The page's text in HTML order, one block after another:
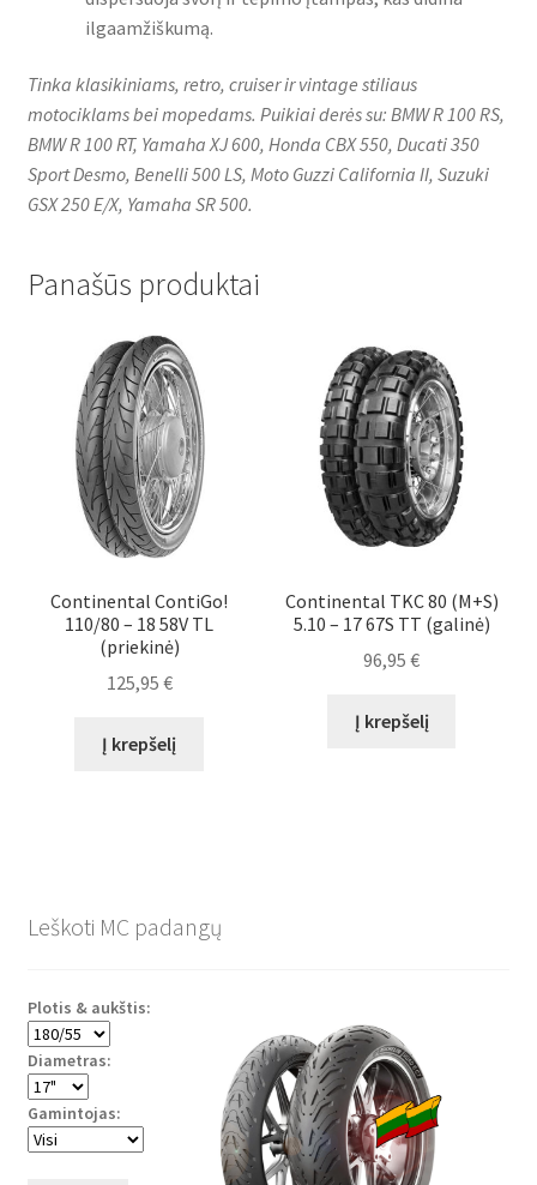
ilgaamžiškumą.
Tinka klasikiniams, retro, cruiser ir vintage stiliaus
motociklams bei mopedams. Puikiai derės su: BMW R 100 RS,
BMW R 100 RT, Yamaha XJ 600, Honda CBX 550, Ducati 350
Sport Desmo, Benelli 500 LS, Moto Guzzi California II, Suzuki
GSX 250 E/X, Yamaha SR 500.
Panašūs produktai
Continental ContiGo!
110/80 – 18 58V TL
(priekinė)
125,95 €
Į krepšelį
Continental TKC 80 (M+S)
5.10 – 17 67S TT (galinė)
96,95€
Į krepšelį
Leškoti MC padangų
Plotis & aukštis:
Diametras:
Gamintojas: